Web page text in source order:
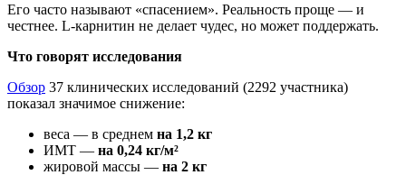
Его часто называют «спасением». Реальность проще — и
честнее. L-карнитин не делает чудес, но может поддержать.
Что говорят исследования
Обзор 37 клинических исследований (2292 участника)
показал значимое снижение:
веса — в среднем на 1,2 кг
ИМТ — на 0,24 кг/м²
жировой массы — на 2 кг